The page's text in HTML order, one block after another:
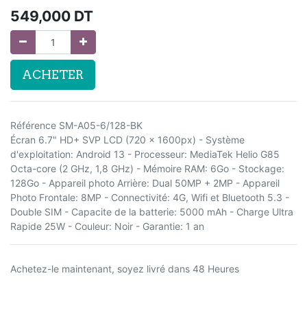
549,000 DT
ACHETER
Référence SM-A05-6/128-BK
Écran 6.7" HD+ SVP LCD (720 x 1600px) - Système
d'exploitation: Android 13 - Processeur: MediaTek Helio G85
Octa-core (2 GHz, 1,8 GHz) - Mémoire RAM: 6Go - Stockage:
128Go - Appareil photo Arrière: Dual 50MP + 2MP - Appareil
Photo Frontale: 8MP - Connectivité: 4G, Wifi et Bluetooth 5.3 -
Double SIM - Capacite de la batterie: 5000 mAh - Charge Ultra
Rapide 25W - Couleur: Noir - Garantie: 1 an
Achetez-le maintenant, soyez livré dans 48 Heures